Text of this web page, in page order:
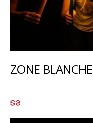
ZONE BLANCHE